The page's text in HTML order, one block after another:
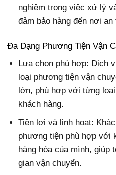
nghiệm trong việc xử lý
đảm bảo hàng đến nơi
Đa Dạng Phương Tiện Vận
Lựa chọn phù hợp: Dịch
loại phương tiện vận
lớn, phù hợp với từng
khách hàng.
Tiện lợi và linh hoạt:
phương tiện phù hợp với
hàng hóa của mình, giúp
gian vận chuyển.